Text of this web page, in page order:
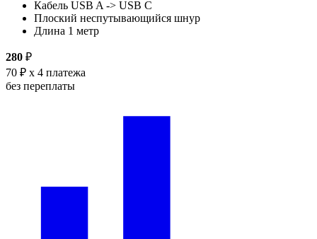
Кабель USB A -> USB C
Плоский неспутывающийся шнур
Длина 1 метр
280 ₽
70 ₽ x 4 платежа
без переплаты